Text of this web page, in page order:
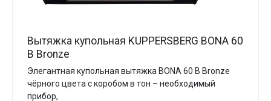
Вытяжка купольная KUPPERSBERG BONA 60
B Bronze
Элегантная купольная вытяжка BONA 60 B Bronze
чёрного цвета с коробом в тон – необходимый
прибор,